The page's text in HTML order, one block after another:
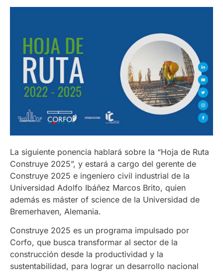
La siguiente ponencia hablará sobre la “Hoja de Ruta
Construye 2025”, y estará a cargo del gerente de
Construye 2025 e ingeniero civil industrial de la
Universidad Adolfo Ibáñez Marcos Brito, quien
además es máster of science de la Universidad de
Bremerhaven, Alemania.
Construye 2025 es un programa impulsado por
Corfo, que busca transformar al sector de la
construcción desde la productividad y la
sustentabilidad, para lograr un desarrollo nacional